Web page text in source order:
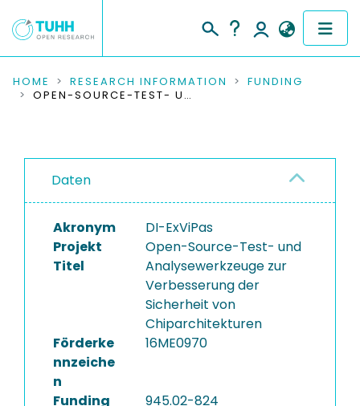
COMMUNITIES & COLLECTIONS
RESEARCH DATA
INSTITUTIONS
PROJECTS
HOME RESEARCH INFORMATION
FUNDING
OPEN-SOURCE-TEST- UND ANALYSEWERKZEUGE ZUR VERBESSERUNG DER SICHERHEIT VON CHIPARCHITEKTUREN
Daten
Akronym
DI-ExViPas
Projekt
Titel
Open-Source-Test- und
Analysewerkzeuge zur
Verbesserung der
Sicherheit von
Chiparchitekturen
Förderke
nnzeiche
n
16ME0970
Funding
945.02-824